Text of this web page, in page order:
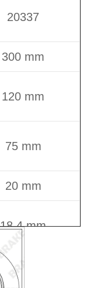
20337
300 mm
120 mm
75 mm
20 mm
18,4 mm
66 mm